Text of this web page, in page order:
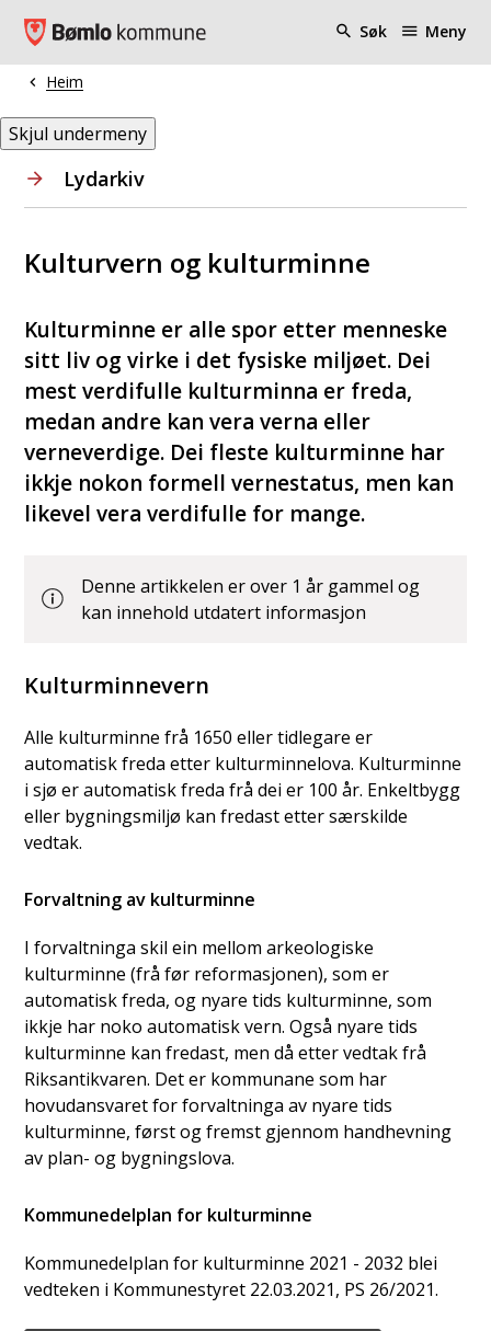
Bømlo kommune Søk Meny
Du er her:
Heim
Skjul undermeny
Lydarkiv
Kulturvern og kulturminne
Kulturminne er alle spor etter menneske
sitt liv og virke i det fysiske miljøet. Dei
mest verdifulle kulturminna er freda,
medan andre kan vera verna eller
verneverdige. Dei fleste kulturminne har
ikkje nokon formell vernestatus, men kan
likevel vera verdifulle for mange.
Denne artikkelen er over 1 år gammel og
kan innehold utdatert informasjon
Kulturminnevern
Alle kulturminne frå 1650 eller tidlegare er
automatisk freda etter kulturminnelova. Kulturminne
i sjø er automatisk freda frå dei er 100 år. Enkeltbygg
eller bygningsmiljø kan fredast etter særskilde
vedtak.
Forvaltning av kulturminne
I forvaltninga skil ein mellom arkeologiske
kulturminne (frå før reformasjonen), som er
automatisk freda, og nyare tids kulturminne, som
ikkje har noko automatisk vern. Også nyare tids
kulturminne kan fredast, men då etter vedtak frå
Riksantikvaren. Det er kommunane som har
hovudansvaret for forvaltninga av nyare tids
kulturminne, først og fremst gjennom handhevning
av plan- og bygningslova.
Kommunedelplan for kulturminne
Kommunedelplan for kulturminne 2021 - 2032 blei
vedteken i Kommunestyret 22.03.2021, PS 26/2021.